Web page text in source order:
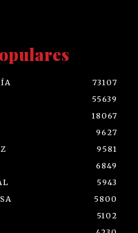
73107
55639
18067
9627
9581
6849
5943
5800
5102